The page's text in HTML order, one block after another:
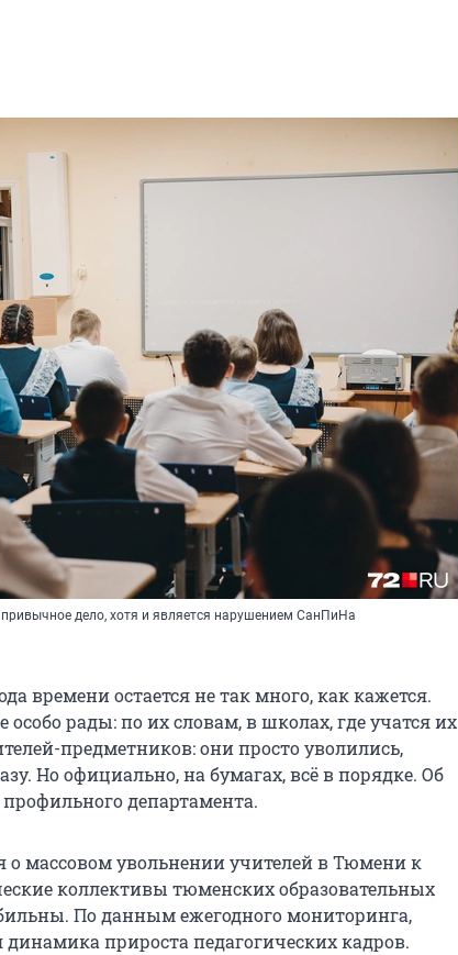
дело, хотя и является нарушением СанПиНа
времени остается не так много, как кажется.
особо рады: по их словам, в школах, где учатся их
предметников: они просто уволились,
Но официально, на бумагах, всё в порядке. Об
департамента.
массовом увольнении учителей в Тюмени к
коллективы тюменских образовательных
По данным ежегодного мониторинга,
прироста педагогических кадров.